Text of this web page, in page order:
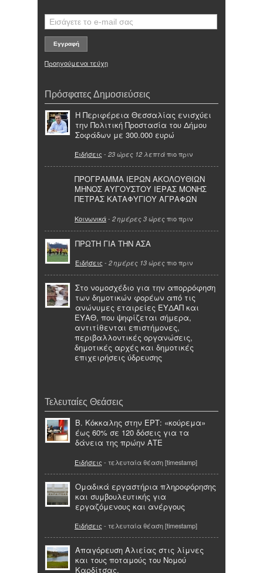
Προηγούμενα τεύχη
Πρόσφατες Δημοσιεύσεις
Η Περιφέρεια Θεσσαλίας ενισχύει
την Πολιτική Προστασία του Δήμου
Σοφάδων με 300.000 ευρώ
Ειδήσεις - 23 ώρες 12 λεπτά πιο πριν
ΠΡΟΓΡΑΜΜΑ ΙΕΡΩΝ ΑΚΟΛΟΥΘΙΩΝ
ΜΗΝΟΣ ΑΥΓΟΥΣΤΟΥ ΙΕΡΑΣ ΜΟΝΗΣ
ΠΕΤΡΑΣ ΚΑΤΑΦΥΓΙΟΥ ΑΓΡΑΦΩΝ
Κοινωνικά- 2 ημέρες 3 ώρες πιο πριν
ΠΡΩΤΗ ΓΙΑ ΤΗΝ ΑΣΑ
Ειδήσεις - 2 ημέρες 13 ώρες πιο πριν
Στο νομοσχέδιο για την απορρόφηση
των δημοτικών φορέων από τις
ανώνυμες εταιρείες ΕΥΔΑΠ και
ΕΥΑΘ, που ψηφίζεται σήμερα,
αντιτίθενται επιστήμονες,
περιβαλλοντικές οργανώσεις,
δημοτικές αρχές και δημοτικές
επιχειρήσεις ύδρευσης
Τελευταίες Θεάσεις
Β. Κόκκαλης στην ΕΡΤ: «κούρεμα»
έως 60% σε 120 δόσεις για τα
δάνεια της πρώην ΑΤΕ
Ειδήσεις - τελευταία θέαση [timestamp]
Ομαδικά εργαστήρια πληροφόρησης
και συμβουλευτικής για
εργαζόμενους και ανέργους
Ειδήσεις - τελευταία θέαση [timestamp]
Απαγόρευση Αλιείας στις λίμνες
και τους ποταμούς του Νομού
Καρδίτσας.